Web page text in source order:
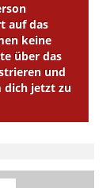
auf das
keine
über das
und
dich jetzt zu